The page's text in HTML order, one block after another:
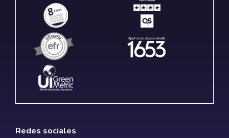
Redes sociales